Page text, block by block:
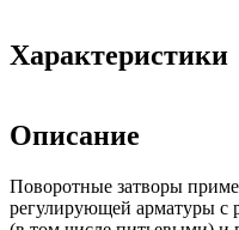
Характеристики
Описание
Поворотные затворы
регулирующей арматуры с